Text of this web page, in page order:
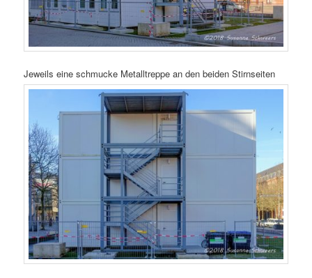
Jeweils eine schmucke Metalltreppe an den beiden Stirnseiten